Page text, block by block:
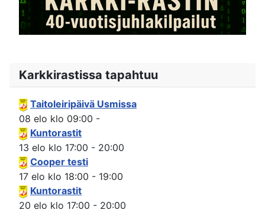
Karkkirastissa tapahtuu
Taitoleiripäivä Usmissa
08 elo klo 09:00 -
Kuntorastit
13 elo klo 17:00 - 20:00
Cooper testi
17 elo klo 18:00 - 19:00
Kuntorastit
20 elo klo 17:00 - 20:00